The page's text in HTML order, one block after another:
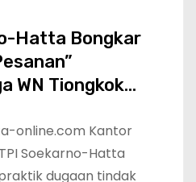
Hatta Bongkar
WN Tiongkok
online.com Kantor
Soekarno-Hatta
dugaan tindak